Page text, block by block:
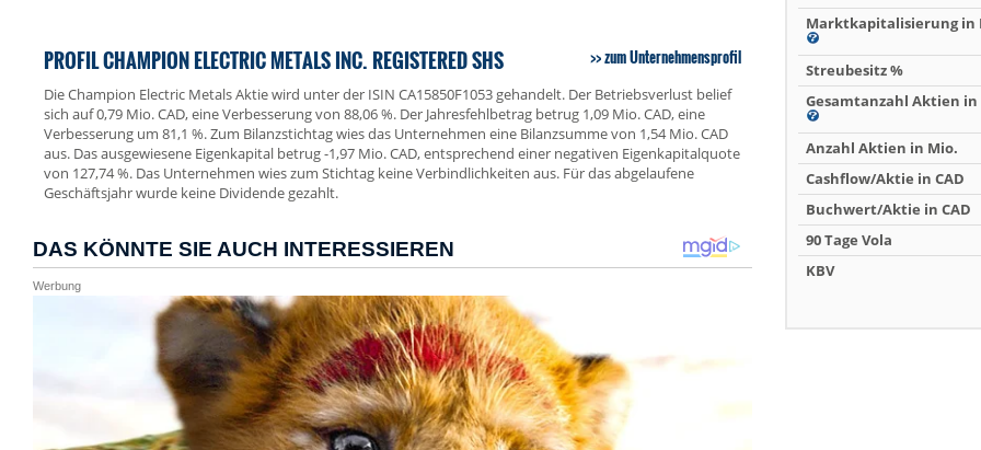
PROFIL CHAMPION ELECTRIC METALS INC. REGISTERED SHS zum Unternehmensprofil
Die Champion Electric Metals Aktie wird unter der ISIN CA15850F1053 gehandelt. Der Betriebsverlust belief
sich auf 0,79 Mio. CAD, eine Verbesserung von 88,06 %. Der Jahresfehlbetrag betrug 1,09 Mio. CAD, eine
Verbesserung um 81,1 %. Zum Bilanzstichtag wies das Unternehmen eine Bilanzsumme von 1,54 Mio. CAD
aus. Das ausgewiesene Eigenkapital betrug -1,97 Mio. CAD, entsprechend einer negativen Eigenkapitalquote
von 127,74 %. Das Unternehmen wies zum Stichtag keine Verbindlichkeiten aus. Für das abgelaufene
Geschäftsjahr wurde keine Dividende gezahlt.
Marktkapitalisierung in
Streubesitz %
Gesamtanzahl Aktien in
Anzahl Aktien in Mio.
Cashflow/Aktie in CAD
Buchwert/Aktie in CAD
90 Tage Vola
KBV